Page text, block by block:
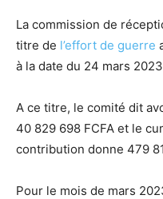
La commission de
titre de l’effort de guerre
à la date du 24 mars
A ce titre, le comité dit
40 829 698 FCFA et le
contribution donne 479
Pour le mois de mars